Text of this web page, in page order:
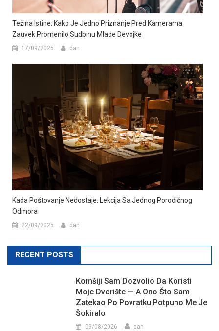
Težina Istine: Kako Je Jedno Priznanje Pred Kamerama
Zauvek Promenilo Sudbinu Mlade Devojke
17/09/2025 dan
Kada Poštovanje Nedostaje: Lekcija Sa Jednog Porodičnog
Odmora
22/09/2025 dan
RECENT POSTS
Komšiji Sam Dozvolio Da Koristi
Moje Dvorište — A Ono Što Sam
Zatekao Po Povratku Potpuno Me Je
Šokiralo
09/08/2026 dan